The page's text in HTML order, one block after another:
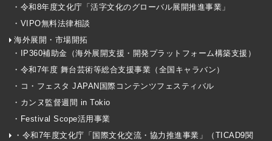
・令和8年度文化庁「活字文化のグローバル展開推進事業」
・VIPO無料法律相談
海外展開・市場開拓
・IP360補助金（海外展開支援・開発プラットフォーム構築支援）
・令和7年度 舞台芸術等総合支援事業（全国キャラバン）
・コ・フェスタ JAPAN国際コンテンツフェスティバル
・カンヌ監督週間 in Tokio
・Festival Scope活用事業
・令和7年度文化庁「国際文化交流・協力推進事業」（TICAD9関